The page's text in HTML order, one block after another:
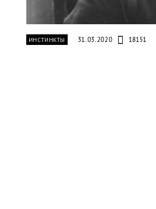
ИНСТИНКТЫ 31.03.2020 18151